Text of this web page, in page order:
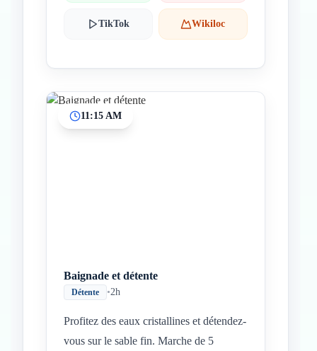
TikTok Wikiloc
11:15 AM
Baignade et détente
Détente •2h
Profitez des eaux cristallines et détendez-
vous sur le sable fin. Marche de 5